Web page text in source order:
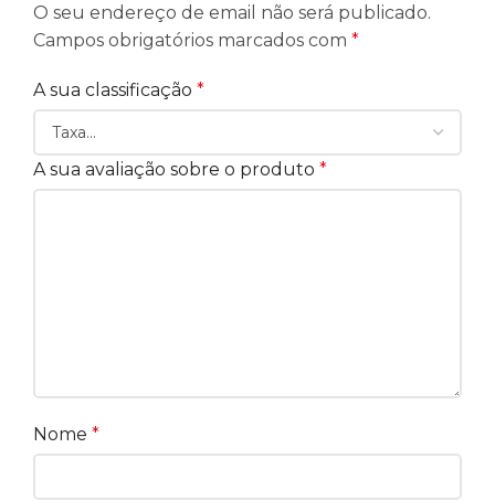
O seu endereço de email não será publicado.
Campos obrigatórios marcados com *
A sua classificação *
A sua avaliação sobre o produto *
Nome *